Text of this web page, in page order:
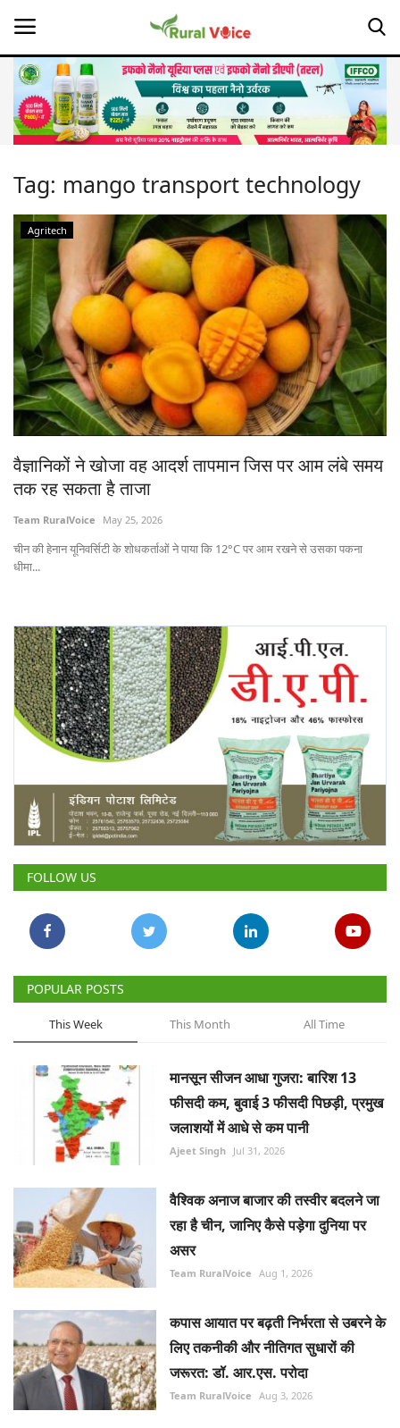
Home
About Us
Leadership Profiles
Opinion
Politics
Magazine
States
Events
Agribusiness
Agritech
International
Rural Dialogue
Ground Report
Rural Connect
Gallery
National
Latest News
Agriculture Conclave and NACOF
Awards 2022
Agri Start-Ups
Language
English Hindi
Tag: mango transport technology
Agritech
वैज्ञानिकों ने खोजा वह आदर्श तापमान जिस पर आम लंबे समय
तक रह सकता है ताजा
Team RuralVoice May 25, 2026
चीन की हेनान यूनिवर्सिटी के शोधकर्ताओं ने पाया कि 12°C पर आम रखने से उसका पकना
धीमा...
FOLLOW US
POPULAR POSTS
This Week This Month All Time
मानसून सीजन आधा गुजरा: बारिश 13
फीसदी कम, बुवाई 3 फीसदी पिछड़ी, प्रमुख
जलाशयों में आधे से कम पानी
Ajeet Singh Jul 31, 2026
वैश्विक अनाज बाजार की तस्वीर बदलने जा
रहा है चीन, जानिए कैसे पड़ेगा दुनिया पर
असर
Team RuralVoice Aug 1, 2026
कपास आयात पर बढ़ती निर्भरता से उबरने के
लिए तकनीकी और नीतिगत सुधारों की
जरूरत: डॉ. आर.एस. परोदा
Team RuralVoice Aug 3, 2026